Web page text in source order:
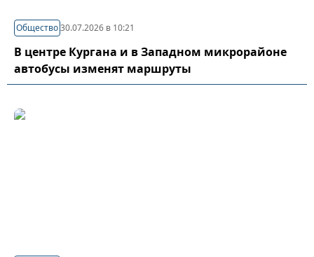
Общество30.07.2026 в 10:21
В центре Кургана и в Западном микрорайоне
автобусы изменят маршруты